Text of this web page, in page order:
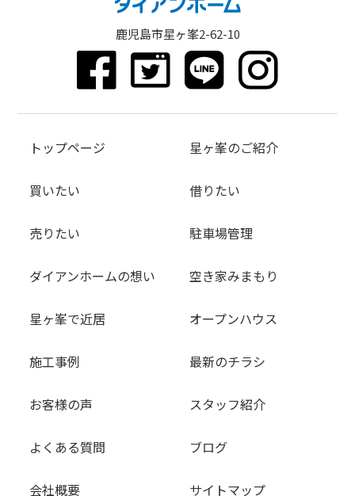
鹿児島市星ヶ峯2-62-10
トップページ 星ヶ峯のご紹介
買いたい 借りたい
売りたい 駐車場管理
ダイアンホームの想い 空き家みまもり
星ヶ峯で近居 オープンハウス
施工事例 最新のチラシ
お客様の声 スタッフ紹介
よくある質問 ブログ
会社概要 サイトマップ